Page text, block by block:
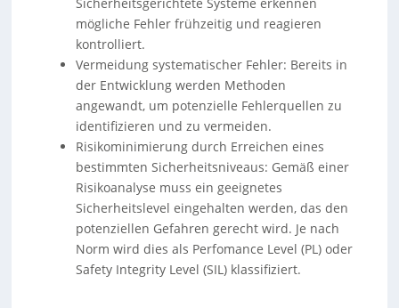
mögliche Fehler frühzeitig und reagieren
kontrolliert.
Vermeidung systematischer Fehler: Bereits in
der Entwicklung werden Methoden
angewandt, um potenzielle Fehlerquellen zu
identifizieren und zu vermeiden.
Risikominimierung durch Erreichen eines
bestimmten Sicherheitsniveaus: Gemäß einer
Risikoanalyse muss ein geeignetes
Sicherheitslevel eingehalten werden, das den
potenziellen Gefahren gerecht wird. Je nach
Norm wird dies als Perfomance Level (PL) oder
Safety Integrity Level (SIL) klassifiziert.